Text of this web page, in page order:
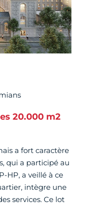
20.000 m2
a fort caractère
qui a participé au
HP, a veillé à ce
intègre une
services. Ce lot